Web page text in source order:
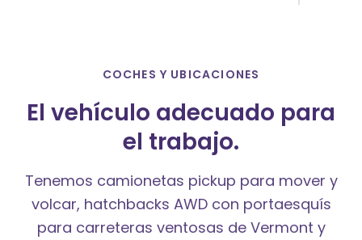
COCHES Y UBICACIONES
El vehículo adecuado para
el trabajo.
Tenemos camionetas pickup para mover y
volcar, hatchbacks AWD con portaesquís
para carreteras ventosas de Vermont y